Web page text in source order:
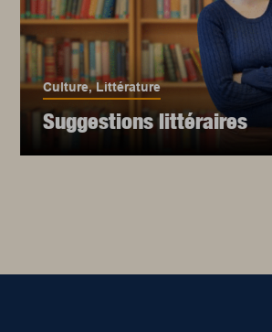
Culture,Littérature
Suggestions littéraires